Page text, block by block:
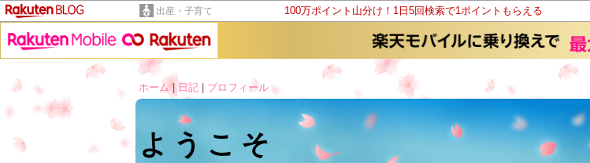
出産・子育て 100万ポイント山分け！1日5回検索で1ポイントもらえる
ホーム| 日記 プロフィール
ようこそ